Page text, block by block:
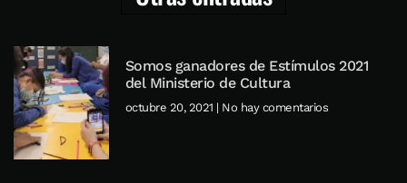
Somos ganadores de Estímulos 2021
del Ministerio de Cultura
octubre 20, 2021 No hay comentarios